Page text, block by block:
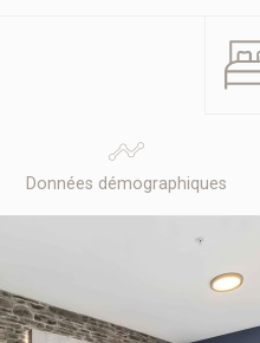
Données démographiques